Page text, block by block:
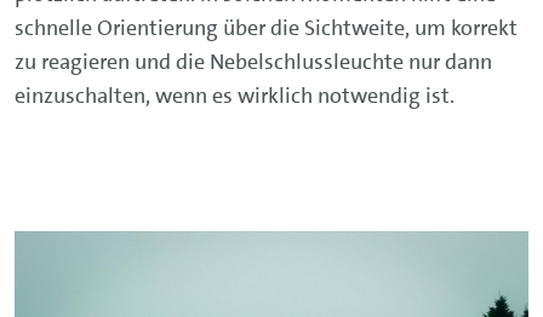
schnelle Orientierung über die Sichtweite, um korrekt
zu reagieren und die Nebelschlussleuchte nur dann
einzuschalten, wenn es wirklich notwendig ist.